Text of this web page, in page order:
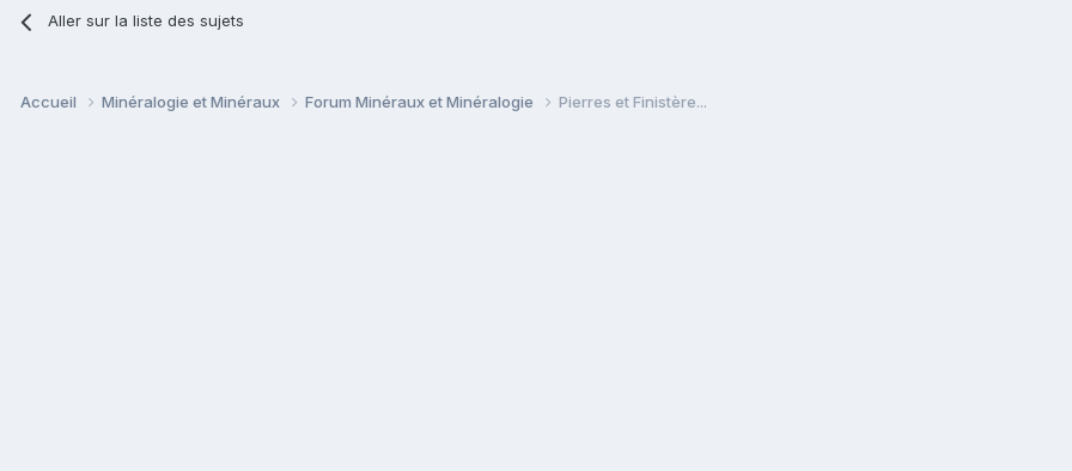
Aller sur la liste des sujets
Accueil Minéralogie et Minéraux Forum Minéraux et Minéralogie Pierres et Finistère...